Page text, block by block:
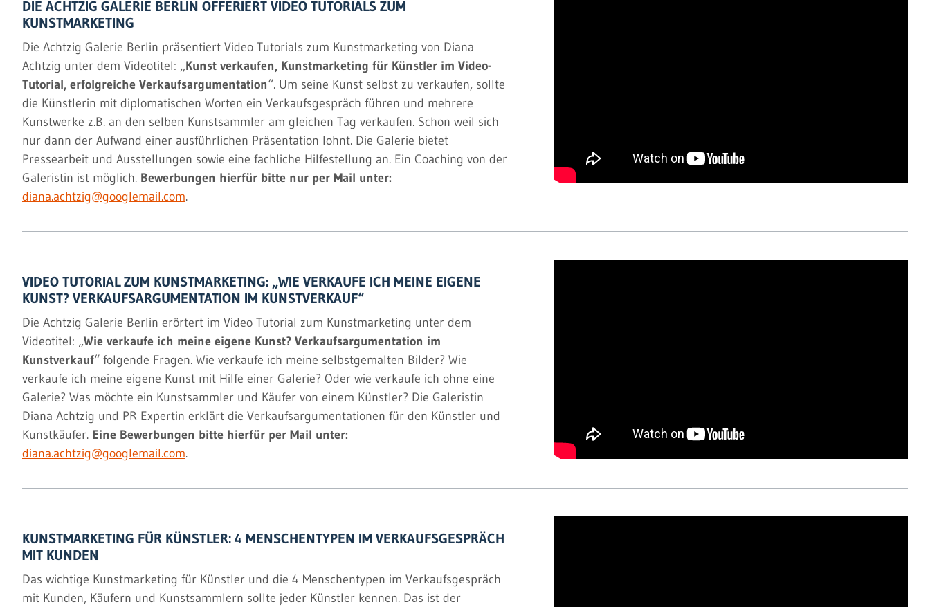
DIE ACHTZIG GALERIE BERLIN OFFERIERT VIDEO TUTORIALS ZUM
KUNSTMARKETING
Die Achtzig Galerie Berlin präsentiert Video Tutorials zum Kunstmarketing von Diana
Achtzig unter dem Videotitel: „Kunst verkaufen, Kunstmarketing für Künstler im Video-
Tutorial, erfolgreiche Verkaufsargumentation“. Um seine Kunst selbst zu verkaufen, sollte
die Künstlerin mit diplomatischen Worten ein Verkaufsgespräch führen und mehrere
Kunstwerke z.B. an den selben Kunstsammler am gleichen Tag verkaufen. Schon weil sich
nur dann der Aufwand einer ausführlichen Präsentation lohnt. Die Galerie bietet
Pressearbeit und Ausstellungen sowie eine fachliche Hilfestellung an. Ein Coaching von der
Galeristin ist möglich. Bewerbungen hierfür bitte nur per Mail unter:
diana.achtzig@googlemail.com.
VIDEO TUTORIAL ZUM KUNSTMARKETING: „WIE VERKAUFE ICH MEINE EIGENE
KUNST? VERKAUFSARGUMENTATION IM KUNSTVERKAUF“
Die Achtzig Galerie Berlin erörtert im Video Tutorial zum Kunstmarketing unter dem
Videotitel: „Wie verkaufe ich meine eigene Kunst? Verkaufsargumentation im
Kunstverkauf“ folgende Fragen. Wie verkaufe ich meine selbstgemalten Bilder? Wie
verkaufe ich meine eigene Kunst mit Hilfe einer Galerie? Oder wie verkaufe ich ohne eine
Galerie? Was möchte ein Kunstsammler und Käufer von einem Künstler? Die Galeristin
Diana Achtzig und PR Expertin erklärt die Verkaufsargumentationen für den Künstler und
Kunstkäufer. Eine Bewerbungen bitte hierfür per Mail unter:
diana.achtzig@googlemail.com.
KUNSTMARKETING FÜR KÜNSTLER: 4 MENSCHENTYPEN IM VERKAUFSGESPRÄCH
MIT KUNDEN
Das wichtige Kunstmarketing für Künstler und die 4 Menschentypen im Verkaufsgespräch
mit Kunden, Käufern und Kunstsammlern sollte jeder Künstler kennen. Das ist der